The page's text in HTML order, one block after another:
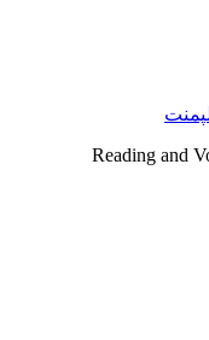
Reading and